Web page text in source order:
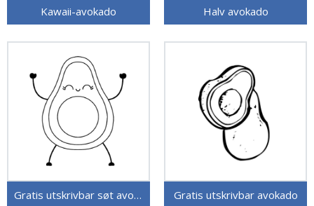
Kawaii-avokado Halv avokado
Gratis utskrivbar søt avokado Gratis utskrivbar avokado